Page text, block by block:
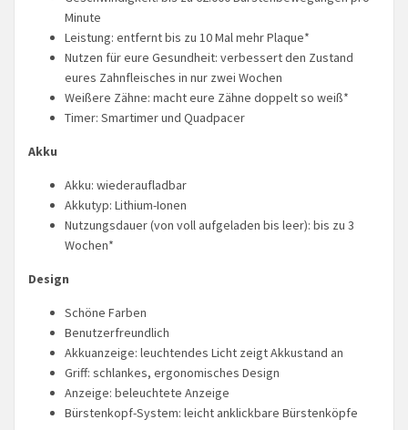
Minute
Leistung: entfernt bis zu 10 Mal mehr Plaque*
Nutzen für eure Gesundheit: verbessert den Zustand
eures Zahnfleisches in nur zwei Wochen
Weißere Zähne: macht eure Zähne doppelt so weiß*
Timer: Smartimer und Quadpacer
Akku
Akku: wiederaufladbar
Akkutyp: Lithium-Ionen
Nutzungsdauer (von voll aufgeladen bis leer): bis zu 3
Wochen*
Design
Schöne Farben
Benutzerfreundlich
Akkuanzeige: leuchtendes Licht zeigt Akkustand an
Griff: schlankes, ergonomisches Design
Anzeige: beleuchtete Anzeige
Bürstenkopf-System: leicht anklickbare Bürstenköpfe